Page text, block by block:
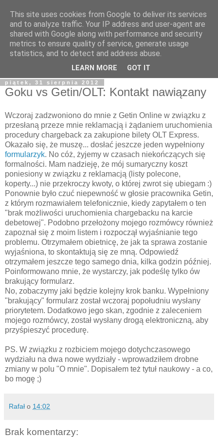
Tapioka Pana Goka
Blog należący do Goku122 - studenta Informatyki, fascynata
kultury japońskiej, fantastyki i wielu innych rzeczy.
piątek, 31 sierpnia 2012
Goku vs Getin/OLT: Kontakt nawiązany
Wczoraj zadzwoniono do mnie z Getin Online w związku z
przesłaną przeze mnie reklamacją i żądaniem uruchomienia
procedury chargeback za zakupione bilety OLT Express.
Okazało się, że muszę... dosłać jeszcze jeden wypełniony
formularzyk. No cóż, żyjemy w czasach niekończących się
formalności. Mam nadzieję, że mój sumaryczny koszt
poniesiony w związku z reklamacją (listy polecone,
koperty...) nie przekroczy kwoty, o której zwrot się ubiegam :)
Ponownie było czuć niepewność w głosie pracownika Getin,
z którym rozmawiałem telefonicznie, kiedy zapytałem o ten
"brak możliwości uruchomienia chargebacku na karcie
debetowej". Podobno przełożony mojego rozmówcy również
zapoznał się z moim listem i rozpoczął wyjaśnianie tego
problemu. Otrzymałem obietnicę, że jak ta sprawa zostanie
wyjaśniona, to skontaktują się ze mną. Odpowiedź
otrzymałem jeszcze tego samego dnia, kilka godzin później.
Poinformowano mnie, że wystarczy, jak podeślę tylko ów
brakujący formularz.
No, zobaczymy jaki będzie kolejny krok banku. Wypełniony
"brakujący" formularz został wczoraj popołudniu wysłany
priorytetem. Dodatkowo jego skan, zgodnie z zaleceniem
mojego rozmówcy, został wysłany drogą elektroniczną, aby
przyśpieszyć procedurę.
PS. W związku z rozbiciem mojego dotychczasowego
wydziału na dwa nowe wydziały - wprowadziłem drobne
zmiany w polu "O mnie". Dopisałem też tytuł naukowy - a co,
bo mogę ;)
Rafał o 14:02
Brak komentarzy:
This site uses cookies from Google to deliver its services
and to analyze traffic. Your IP address and user-agent are
shared with Google along with performance and security
metrics to ensure quality of service, generate usage
statistics, and to detect and address abuse.
LEARN MORE GOT IT